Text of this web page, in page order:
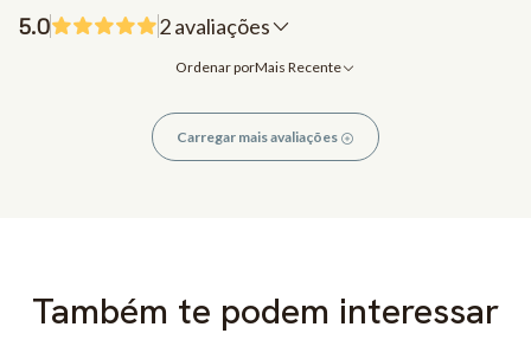
5.0 2 avaliações
Ordenar porMais Recente
Carregar mais avaliações
Também te podem interessar